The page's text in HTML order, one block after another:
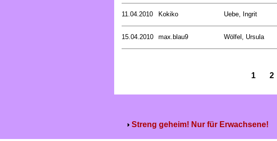
11.04.2010 Kokiko Uebe, Ingrit
15.04.2010 max.blau9 Wölfel, Ursula
1 2
Streng geheim! Nur für Erwachsene!